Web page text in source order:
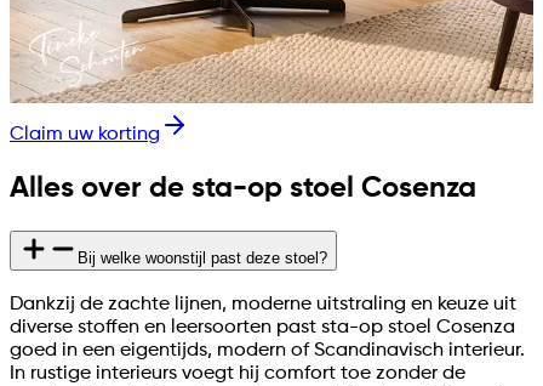
Claim uw korting
Alles over de sta-op stoel Cosenza
Bij welke woonstijl past deze stoel?
Dankzij de zachte lijnen, moderne uitstraling en keuze uit
diverse stoffen en leersoorten past sta-op stoel Cosenza
goed in een eigentijds, modern of Scandinavisch interieur.
In rustige interieurs voegt hij comfort toe zonder de